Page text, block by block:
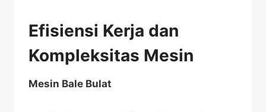
Efisiensi Kerja dan
Kompleksitas Mesin
Mesin Bale Bulat